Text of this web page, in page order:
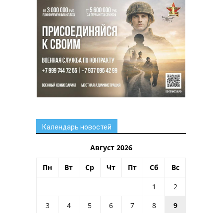
Календарь новостей
Август 2026
Пн Вт Ср Чт Пт Сб Вс
1
2
3
4 5 6 7 8
9